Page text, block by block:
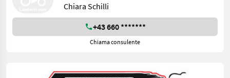
Chiara Schilli
+43 660 *******
Chiama consulente